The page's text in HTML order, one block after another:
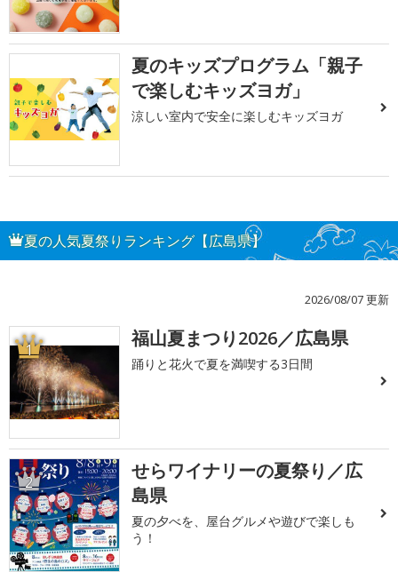
夏のキッズプログラム「親子
で楽しむキッズヨガ」
涼しい室内で安全に楽しむキッズヨガ
夏の人気夏祭りランキング【広島県】
2026/08/07 更新
1 福山夏まつり2026／広島県
踊りと花火で夏を満喫する3日間
2
せらワイナリーの夏祭り／広
島県
夏の夕べを、屋台グルメや遊びで楽しも
う！